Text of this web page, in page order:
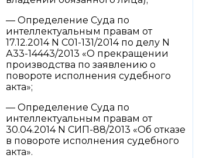
— Определение Суда по
интеллектуальным правам от
17.12.2014 N С01-131/2014 по делу N
А33-14443/2013 «О прекращении
производства по заявлению о
повороте исполнения судебного
акта»;
— Определение Суда по
интеллектуальным правам от
30.04.2014 N СИП-88/2013 «Об отказе
в повороте исполнения судебного
акта».